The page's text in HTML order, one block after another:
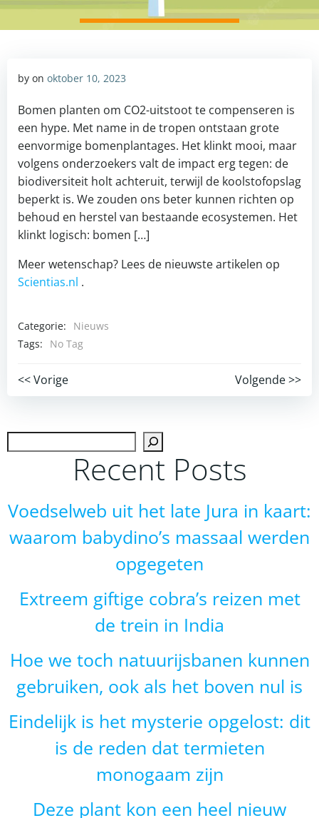
by on oktober 10, 2023
Bomen planten om CO2-uitstoot te compenseren is
een hype. Met name in de tropen ontstaan grote
eenvormige bomenplantages. Het klinkt mooi, maar
volgens onderzoekers valt de impact erg tegen: de
biodiversiteit holt achteruit, terwijl de koolstofopslag
beperkt is. We zouden ons beter kunnen richten op
behoud en herstel van bestaande ecosystemen. Het
klinkt logisch: bomen […]
Meer wetenschap? Lees de nieuwste artikelen op
Scientias.nl .
Categorie:
Nieuws
Tags:
No Tag
Post
navigation
<< Vorige
Post
navigation
Volgende >>
Recent Posts
Voedselweb uit het late Jura in kaart:
waarom babydino’s massaal werden
opgegeten
Extreem giftige cobra’s reizen met
de trein in India
Hoe we toch natuurijsbanen kunnen
gebruiken, ook als het boven nul is
Eindelijk is het mysterie opgelost: dit
is de reden dat termieten
monogaam zijn
Deze plant kon een heel nieuw